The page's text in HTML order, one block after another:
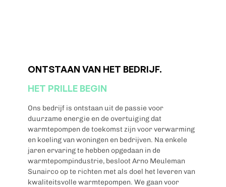
ONTSTAAN VAN HET BEDRIJF.
HET PRILLE BEGIN
Ons bedrijf is ontstaan uit de passie voor
duurzame energie en de overtuiging dat
warmtepompen de toekomst zijn voor verwarming
en koeling van woningen en bedrijven. Na enkele
jaren ervaring te hebben opgedaan in de
warmtepompindustrie, besloot Arno Meuleman
Sunairco op te richten met als doel het leveren van
kwaliteitsvolle warmtepompen. We gaan voor